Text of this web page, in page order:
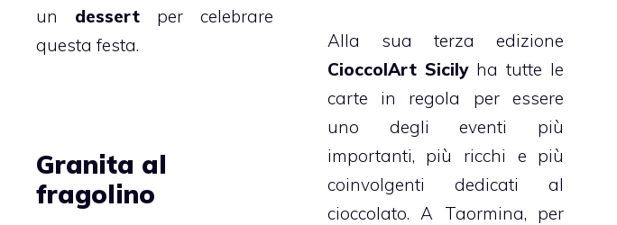
un dessertper celebrare
questa festa.
Alla sua terza edizione
CioccolArt Sicilyha tutte le
carte in regola per essere
uno degli eventi più
importanti, più ricchi e più
coinvolgenti dedicati al
cioccolato. A Taormina, per
Granita al
fragolino